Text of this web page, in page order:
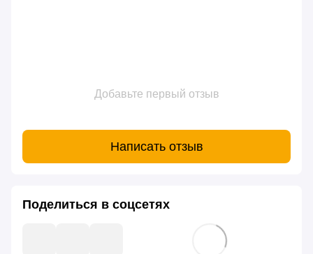
Добавьте первый отзыв
Написать отзыв
Поделиться в соцсетях